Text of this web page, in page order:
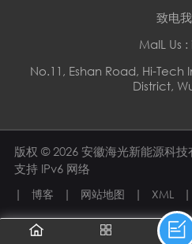
致电
MaIL Us
No.11, Eshan Road, Hi-Tech
District,
版权 © 2026 安徽海光新能源科技
支持 IPv6 网络
|
博客 | 网站地图 | XML |